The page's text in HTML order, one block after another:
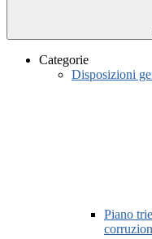
Categorie
Disposizioni
Piano